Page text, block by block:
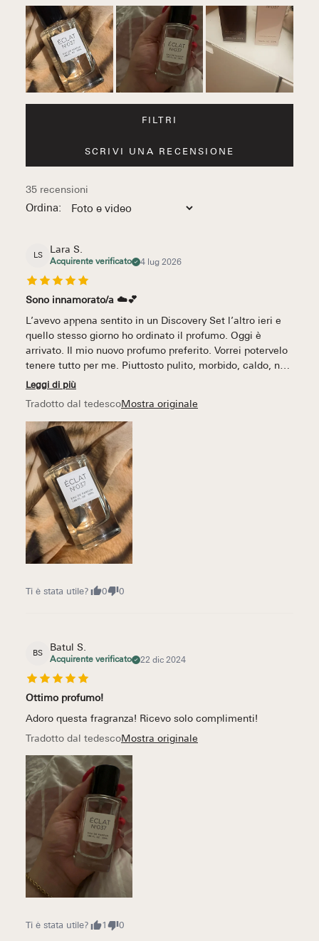
FILTRI
SCRIVI UNA RECENSIONE
1
35 recensioni
Ordina:
LS
Lara S.
Acquirente verificato 4 lug 2026
Sono innamorato/a ☁️💕
L’avevo appena sentito in un Discovery Set l’altro ieri e
quello stesso giorno ho ordinato il profumo. Oggi è
arrivato. Il mio nuovo profumo preferito. Vorrei potervelo
tenere tutto per me. Piuttosto pulito, morbido, caldo, non
riesco a descriverlo. Profumo fantastico. Direi un 10/10
Leggi di più
Tradotto dal tedescoMostra originale
Ti è stata utile? 0 0
BS
Batul S.
Acquirente verificato 22 dic 2024
Ottimo profumo!
Adoro questa fragranza! Ricevo solo complimenti!
Tradotto dal tedescoMostra originale
Ti è stata utile? 1 0